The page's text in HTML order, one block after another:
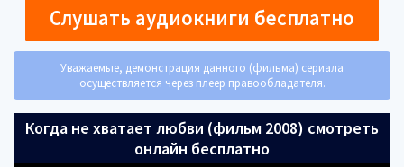
Слушать аудиокниги бесплатно
Уважаемые, демонстрация данного (фильма) сериала
осуществляется через плеер правообладателя.
Когда не хватает любви (фильм 2008) смотреть
онлайн бесплатно